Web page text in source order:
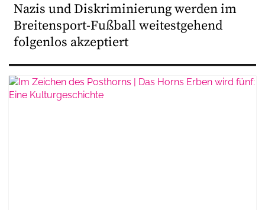
Nazis und Diskriminierung werden im
Breitensport-Fußball weitestgehend
folgenlos akzeptiert